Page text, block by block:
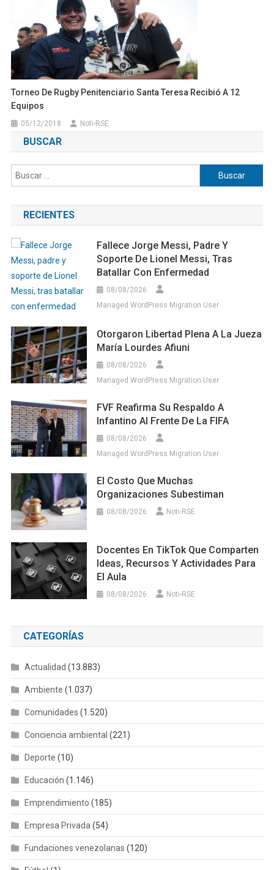
Torneo De Rugby Penitenciario Santa Teresa Recibió A 12
Equipos
05/12/2018 Noti-RSE
BUSCAR
Buscar:
RECIENTES
Fallece Jorge Messi, Padre Y
Soporte De Lionel Messi, Tras
Batallar Con Enfermedad
08/08/2026
Managed WordPress Migration User
Otorgaron Libertad Plena A La Jueza
María Lourdes Afiuni
08/08/2026
Managed WordPress Migration User
FVF Reafirma Su Respaldo A
Infantino Al Frente De La FIFA
08/08/2026
Managed WordPress Migration User
El Costo Que Muchas
Organizaciones Subestiman
08/08/2026 Noti-RSE
Docentes En TikTok Que Comparten
Ideas, Recursos Y Actividades Para
El Aula
08/08/2026 Noti-RSE
CATEGORÍAS
Actualidad (13.883)
Ambiente (1.037)
Comunidades (1.520)
Conciencia ambiental (221)
Deporte (10)
Educación (1.146)
Emprendimiento (185)
Empresa Privada (54)
Fundaciones venezolanas (120)